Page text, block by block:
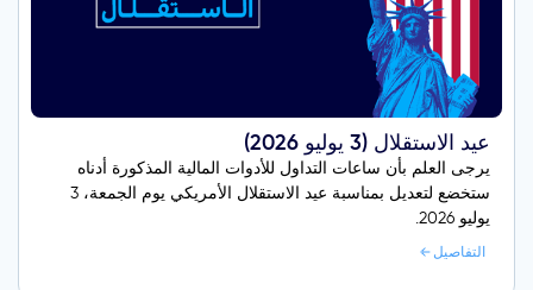
عيد الاستقلال (3 يوليو 2026)
يرجى العلم بأن ساعات التداول للأدوات المالية المذكورة أدناه
ستخضع لتعديل بمناسبة عيد الاستقلال الأمريكي يوم الجمعة، 3
يوليو 2026.
التفاصيل